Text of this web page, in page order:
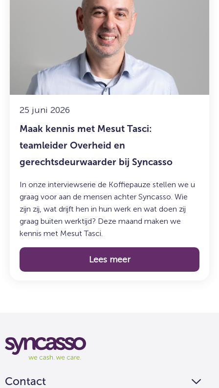
25 juni 2026
Maak kennis met Mesut Tasci:
teamleider Overheid en
gerechtsdeurwaarder bij Syncasso
In onze interviewserie de Koffiepauze stellen we u
graag voor aan de mensen achter Syncasso. Wie
zijn zij, wat drijft hen in hun werk en wat doen zij
graag buiten werktijd? Deze maand maken we
kennis met Mesut Tasci.
Lees meer
teamleider
Overheid
en
gerechtsdeurwaarder
Syncasso
Syncasso
We
we
Contact